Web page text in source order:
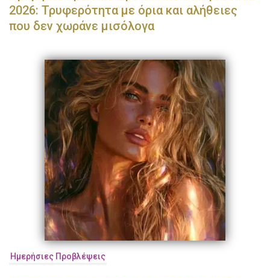
2026: Τρυφερότητα με όρια και αλήθειες
που δεν χωράνε μισόλογα
Ημερήσιες Προβλέψεις